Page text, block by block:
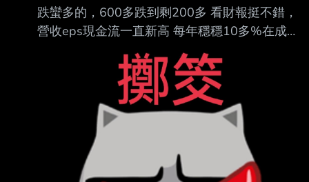
跌蠻多的，600多跌到剩200多 看財報挺不錯，
營收eps現金流一直新高 每年穩穩10多%在成長
前瞻PE不到10倍 能買來長期投資嗎？ ----- --